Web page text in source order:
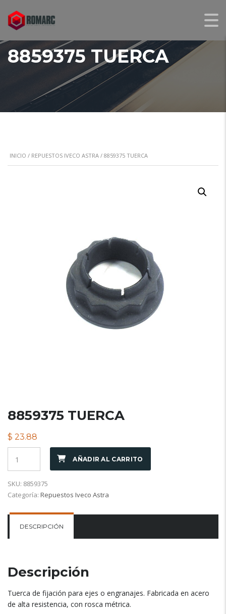
8859375 TUERCA
INICIO / REPUESTOS IVECO ASTRA / 8859375 TUERCA
8859375 TUERCA
$ 23.88
AÑADIR AL CARRITO
SKU: 8859375
Categoría: Repuestos Iveco Astra
DESCRIPCIÓN
Descripción
Tuerca de fijación para ejes o engranajes. Fabricada en acero
de alta resistencia, con rosca métrica.